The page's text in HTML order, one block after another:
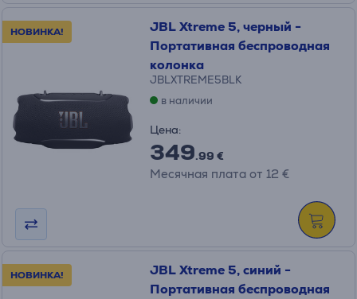
НОВИНКА!
JBL Xtreme 5, черный -
Портативная беспроводная
колонка
JBLXTREME5BLK
в наличии
Цена:
349.99 €
Месячная плата от 12 €
НОВИНКА!
JBL Xtreme 5, синий -
Портативная беспроводная